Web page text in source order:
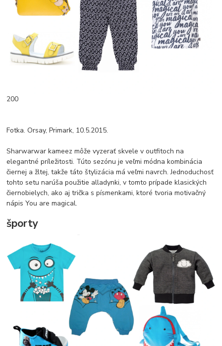
200
Fotka. Orsay, Primark, 10.5.2015.
Sharwarwar kameez môže vyzerať skvele v outfitoch na
elegantné príležitosti. Túto sezónu je veľmi módna kombinácia
čiernej a žltej, takže táto štylizácia má veľmi navrch. Jednoduchosť
tohto setu narúša použitie alladynki, v tomto prípade klasických
čiernobielych, ako aj trička s písmenkami, ktoré tvoria motivačný
nápis You are magical.
športy